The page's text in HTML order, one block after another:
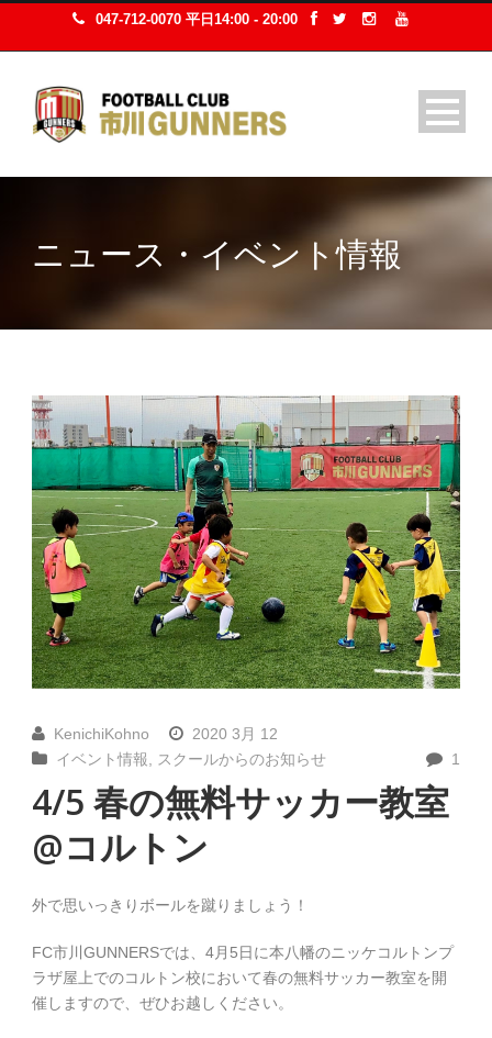
047-712-0070 平日14:00 - 20:00
ニュース・イベント情報
KenichiKohno
2020 3月 12
イベント情報
スクールからのお知らせ 1
4/5 春の無料サッカー教室
@コルトン
外で思いっきりボールを蹴りましょう！
FC市川GUNNERSでは、4月5日に本八幡のニッケコルトンプ
ラザ屋上でのコルトン校において春の無料サッカー教室を開
催しますので、ぜひお越しください。